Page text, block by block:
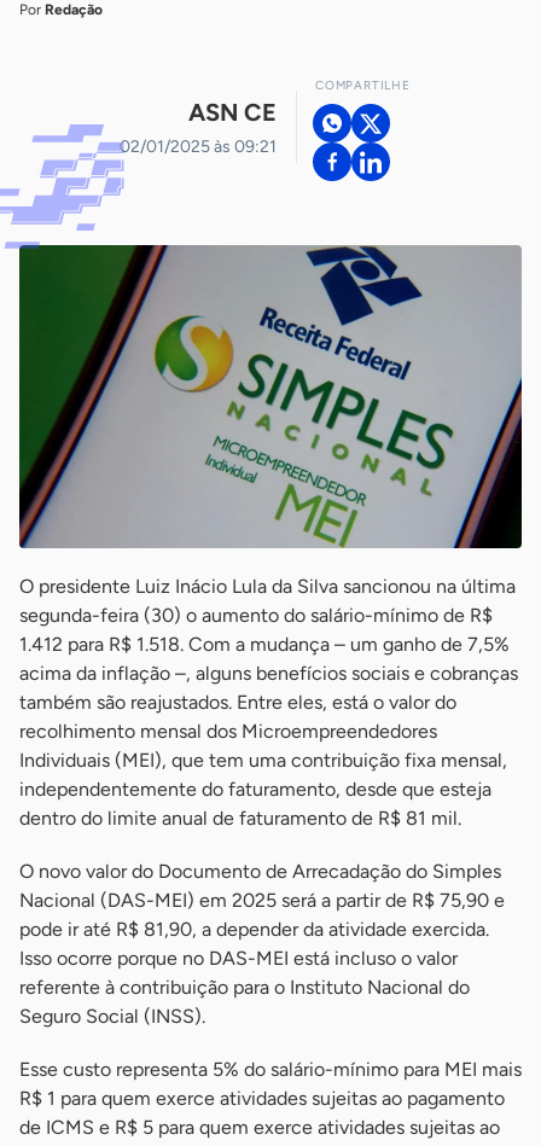
Por Redação
ASN CE
02/01/2025 às 09:21
COMPARTILHE
O presidente Luiz Inácio Lula da Silva sancionou na última
segunda-feira (30) o aumento do salário-mínimo de R$
1.412 para R$ 1.518. Com a mudança – um ganho de 7,5%
acima da inflação –, alguns benefícios sociais e cobranças
também são reajustados. Entre eles, está o valor do
recolhimento mensal dos Microempreendedores
Individuais (MEI), que tem uma contribuição fixa mensal,
independentemente do faturamento, desde que esteja
dentro do limite anual de faturamento de R$ 81 mil.
O novo valor do Documento de Arrecadação do Simples
Nacional (DAS-MEI) em 2025 será a partir de R$ 75,90 e
pode ir até R$ 81,90, a depender da atividade exercida.
Isso ocorre porque no DAS-MEI está incluso o valor
referente à contribuição para o Instituto Nacional do
Seguro Social (INSS).
Esse custo representa 5% do salário-mínimo para MEI mais
R$ 1 para quem exerce atividades sujeitas ao pagamento
de ICMS e R$ 5 para quem exerce atividades sujeitas ao